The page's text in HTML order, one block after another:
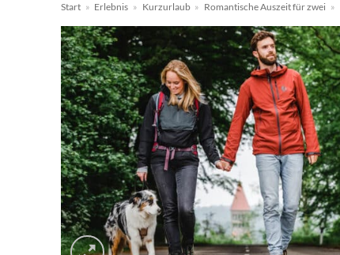
Start » Erlebnis » Kurzurlaub » Romantische Auszeit für zwei »